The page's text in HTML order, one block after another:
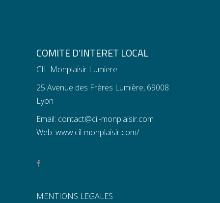
COMITE D’INTERET LOCAL
CIL Monplaisir Lumiere
25 Avenue des Frères Lumière, 69008
Lyon
Email: contact@cil-monplaisir.com
Web: www.cil-monplaisir.com/
MENTIONS LEGALES